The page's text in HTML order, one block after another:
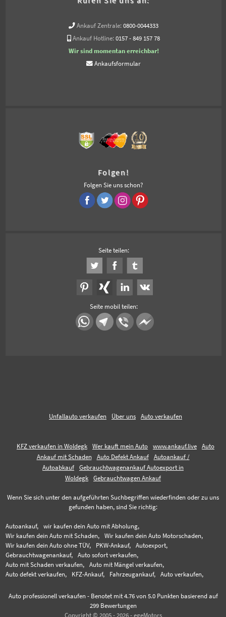
Ankauf Zentrale: 0800-0044333
Ankauf Hotline: 0157 - 849 157 78
Wir sind momentan erreichbar!
Ankaufsformular
Folgen!
Folgen Sie uns schon?
Seite teilen:
Seite mobil teilen:
Unfallauto verkaufen Über uns Auto verkaufen
KFZ verkaufen in Woldegk Wer kauft mein Auto www.ankauf.live
Auto
Ankauf mit Schaden
Auto Defekt Ankauf
Autoankauf /
Autoabkauf
Gebrauchtwagenankauf Autoexport in
Woldegk
Gebrauchtwagen Ankauf
Wenn Sie sich unter den aufgeführten Suchbegriffen wiederfinden oder zu uns
gefunden haben, sind Sie richtig:
Autoankauf,
wir kaufen dein Auto mit Abholung,
Wir kaufen dein Auto mit Schaden,
Wir kaufen dein Auto Motorschaden,
Wir kaufen dein Auto ohne TÜV,
PKW-Ankauf,
Autoexport,
Gebrauchtwagenankauf,
Auto sofort verkaufen,
Auto mit Schaden verkaufen,
Auto mit Mängel verkaufen,
Auto defekt verkaufen,
KFZ-Ankauf, Fahrzeugankauf, Auto verkaufen,
Auto professionell verkaufen- Benotet mit 4.76von 5.0 Punkten basierend auf
299Bewertungen
Copyright © 2005 - 2026 - egeMotors